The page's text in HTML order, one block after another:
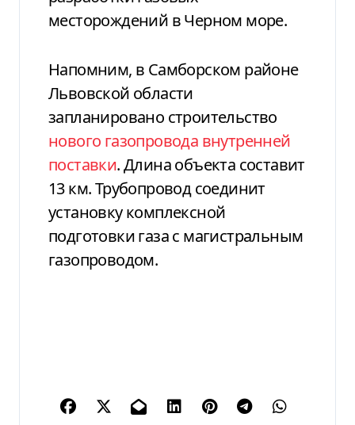
месторождений в Черном море.
Напомним, в Самборском районе
Львовской области
запланировано строительство
нового газопровода внутренней
поставки. Длина объекта составит
13 км. Трубопровод соединит
установку комплексной
подготовки газа с магистральным
газопроводом.